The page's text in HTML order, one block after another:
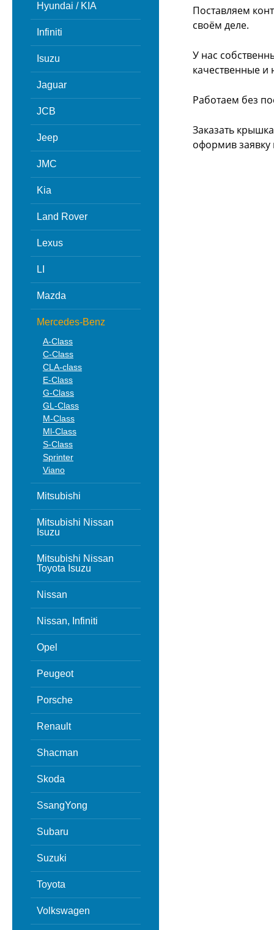
Hyundai / KIA
Infiniti
Isuzu
Jaguar
JCB
Jeep
JMC
Kia
Land Rover
Lexus
LI
Mazda
Mercedes-Benz
A-Class
C-Class
CLA-class
E-Class
G-Class
GL-Class
M-Class
Ml-Class
S-Class
Sprinter
Viano
Mitsubishi
Mitsubishi Nissan
Isuzu
Mitsubishi Nissan
Toyota Isuzu
Nissan
Nissan, Infiniti
Opel
Peugeot
Porsche
Renault
Shacman
Skoda
SsangYong
Subaru
Suzuki
Toyota
Volkswagen
Поставляем
своём деле.
У нас
качественные и
Работаем без
Заказать
оформив заявку